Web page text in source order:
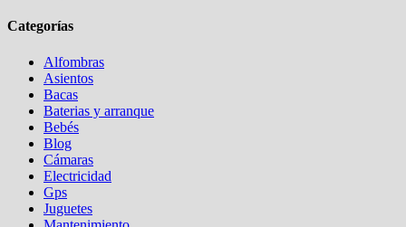
Categorías
Alfombras
Asientos
Bacas
Baterias y arranque
Bebés
Blog
Cámaras
Electricidad
Gps
Juguetes